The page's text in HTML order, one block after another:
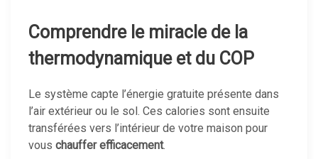
Comprendre le miracle de la
thermodynamique et du COP
Le système capte l’énergie gratuite présente dans
l’air extérieur ou le sol. Ces calories sont ensuite
transférées vers l’intérieur de votre maison pour
vous chauffer efficacement.